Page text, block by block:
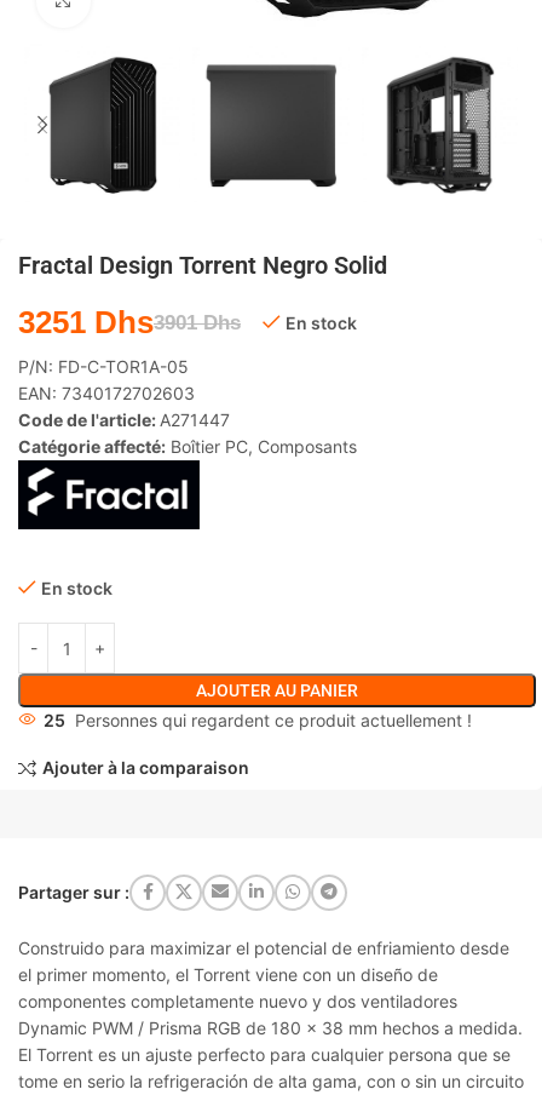
Fractal Design Torrent Negro Solid
3901Dhs
3251 Dhs En stock
P/N: FD-C-TOR1A-05
EAN: 7340172702603
Code de l'article: A271447
Catégorie affecté: Boîtier PC, Composants
En stock
AJOUTER AU PANIER
25 Personnes qui regardent ce produit actuellement !
Ajouter à la comparaison
Partager sur :
Construido para maximizar el potencial de enfriamiento desde
el primer momento, el Torrent viene con un diseño de
componentes completamente nuevo y dos ventiladores
Dynamic PWM / Prisma RGB de 180 x 38 mm hechos a medida.
El Torrent es un ajuste perfecto para cualquier persona que se
tome en serio la refrigeración de alta gama, con o sin un circuito